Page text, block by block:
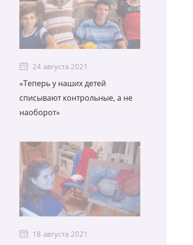
24 августа 2021
«Теперь у наших детей
списывают контрольные, а не
наоборот»
18 августа 2021